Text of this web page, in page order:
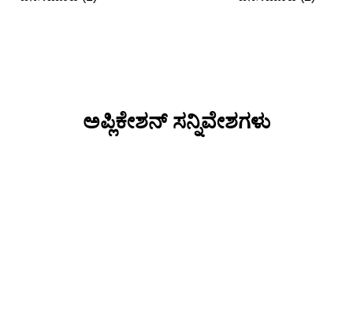
ಅಪ್ಲಿಕೇಶನ್ ಸನ್ನಿವೇಶಗಳು